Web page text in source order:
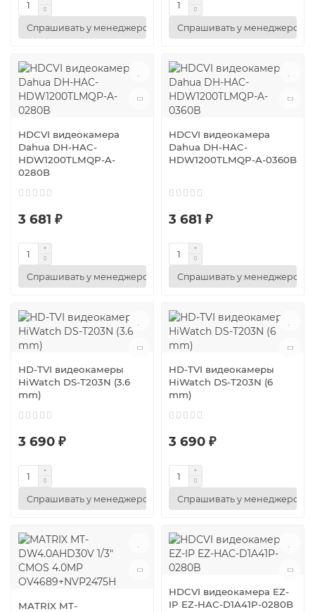
Спрашивать у менеджеров Спрашивать у менеджеров
HDCVI видеокамера
Dahua DH-HAC-
HDW1200TLMQP-A-
0280B
3 681 ₽
Спрашивать у менеджеров
HDCVI видеокамера
Dahua DH-HAC-
HDW1200TLMQP-A-0360B
3 681 ₽
Спрашивать у менеджеров
HD-TVI видеокамеры
HiWatch DS-T203N (3.6
mm)
3 690 ₽
Спрашивать у менеджеров
HD-TVI видеокамеры
HiWatch DS-T203N (6
mm)
3 690 ₽
Спрашивать у менеджеров
MATRIX MT-
HDCVI видеокамера EZ-
IP EZ-HAC-D1A41P-0280B